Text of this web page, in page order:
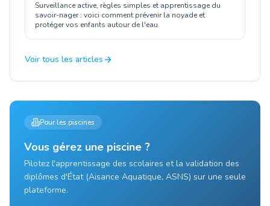
Surveillance active, règles simples et apprentissage du
savoir-nager : voici comment prévenir la noyade et
protéger vos enfants autour de l'eau.
Voir tous les articles
Pour les piscines
Vous gérez une piscine ?
Pilotez l'apprentissage des scolaires et la validation des
diplômes d'État (Aisance Aquatique, ASNS) sur une seule
plateforme.